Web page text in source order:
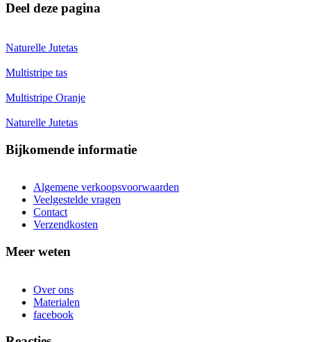
Deel deze pagina
Naturelle Jutetas
Multistripe tas
Multistripe Oranje
Naturelle Jutetas
Bijkomende informatie
Algemene verkoopsvoorwaarden
Veelgestelde vragen
Contact
Verzendkosten
Meer weten
Over ons
Materialen
facebook